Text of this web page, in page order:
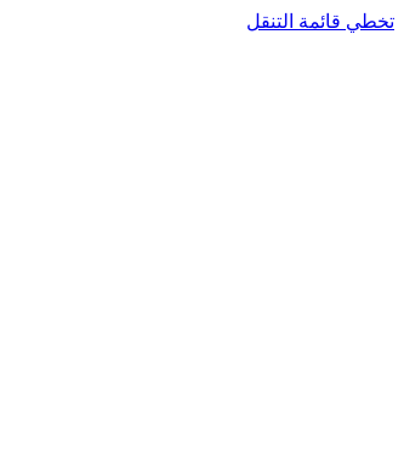
تخطي قائمة التنقل